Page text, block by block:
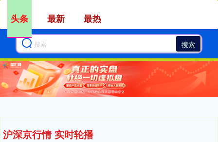
搜索
沪深京行情 实时轮播
头条 最新 最热